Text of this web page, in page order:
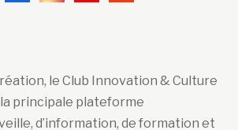
le Club Innovation & Culture
principale plateforme
d’information, de formation et